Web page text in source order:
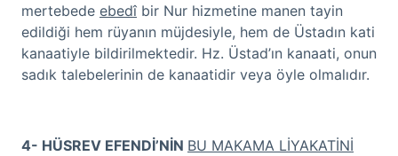
mertebede ebedî bir Nur hizmetine manen tayin
edildiği hem rüyanın müjdesiyle, hem de Üstadın kati
kanaatiyle bildirilmektedir. Hz. Üstad’ın kanaati, onun
sadık talebelerinin de kanaatidir veya öyle olmalıdır.
4- HÜSREV EFENDİ’NİN BU MAKAMA LİYAKATİNİ